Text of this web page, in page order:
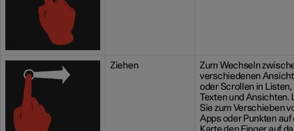
Ziehen
Zum Wechseln
verschiedenen
oder Scrollen in Listen,
Texten und Ansichten.
Sie zum Verschieben
Apps oder Punkten auf